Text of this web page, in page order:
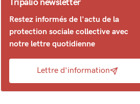
Tripalio newsletter
Restez informés de l'actu de la
protection sociale collective avec
notre lettre quotidienne
Lettre d'information